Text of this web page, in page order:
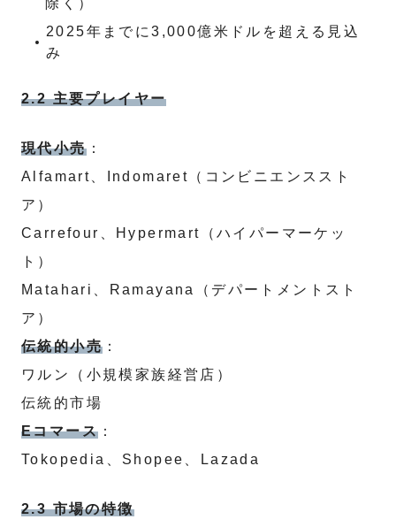
除く）
2025年までに3,000億米ドルを超える見込
み
2.2 主要プレイヤー
現代小売：
Alfamart、Indomaret（コンビニエンススト
ア）
Carrefour、Hypermart（ハイパーマーケッ
ト）
Matahari、Ramayana（デパートメントスト
ア）
伝統的小売 ：
ワルン（小規模家族経営店）
伝統的市場
Eコマース ：
Tokopedia、Shopee、Lazada
2.3 市場の特徴